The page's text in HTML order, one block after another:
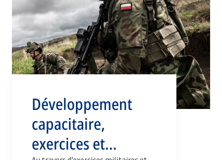
Développement
capacitaire,
exercices et